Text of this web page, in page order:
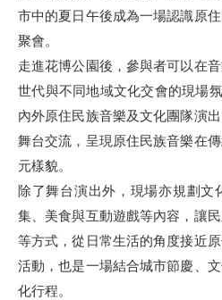
會
展
臺
北
回
饋
場
地
申
請
市中的夏日午後成為一場認識原
聚會。
走進花博公園後，參與者可以在
世代與不同地域文化交會的現場
內外原住民族音樂及文化團隊演
舞台交流，呈現原住民族音樂在
元樣貌。
除了舞台演出外，現場亦規劃文
集、美食與互動遊戲等內容，讓
等方式，從日常生活的角度接近
活動，也是一場結合城市節慶、
化行程。